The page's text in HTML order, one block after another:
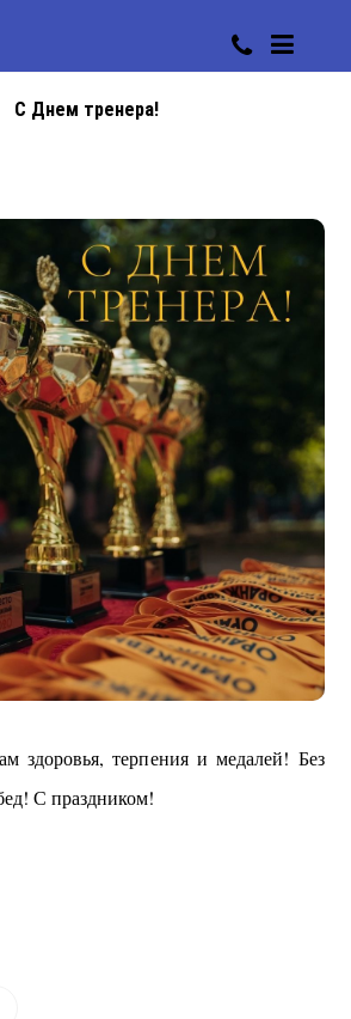
С Днем тренера!
здоровья, терпения и медалей! Без
С праздником!